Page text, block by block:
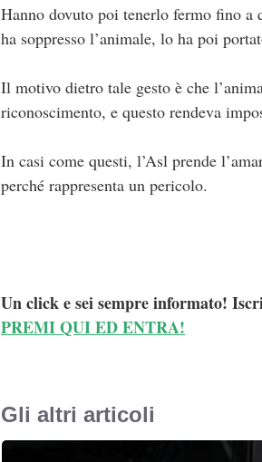
Hanno dovuto poi tenerlo fermo fino a
ha soppresso l’animale, lo ha poi
Il motivo dietro tale gesto è che
riconoscimento, e questo rendeva
In casi come questi, l’Asl prende
perché rappresenta un pericolo.
Un click e sei sempre informato!
PREMI QUI ED ENTRA!
Gli altri articoli